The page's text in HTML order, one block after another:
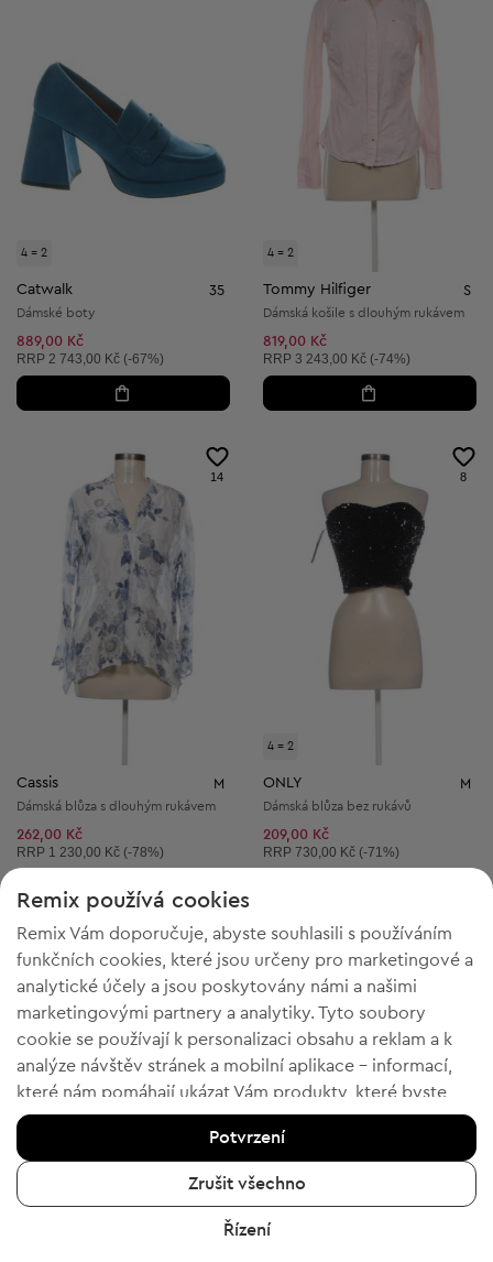
4 = 2
Catwalk 35
Dámské boty
889,00 Kč
Doporučená cena:
RRP 2 743,00 Kč (-67%)
4 = 2
Tommy Hilfiger S
Dámská košile s dlouhým rukávem
819,00 Kč
Doporučená cena:
RRP 3 243,00 Kč (-74%)
14
Cassis M
Dámská blůza s dlouhým rukávem
262,00 Kč
Doporučená cena:
RRP 1 230,00 Kč (-78%)
4 = 2
8
ONLY M
Dámská blůza bez rukávů
209,00 Kč
Doporučená cena:
RRP 730,00 Kč (-71%)
5
4 = 2
10
Remix používá cookies
Remix Vám doporučuje, abyste souhlasili s používáním
funkčních cookies, které jsou určeny pro marketingové a
analytické účely a jsou poskytovány námi a našimi
marketingovými partnery a analytiky. Tyto soubory
cookie se používají k personalizaci obsahu a reklam a k
analýze návštěv stránek a mobilní aplikace - informací,
které nám pomáhají ukázat Vám produkty, které byste
chtěli. Pokud souhlasíte, potvrďte prosím kliknutím na
tlačítko „Ano, souhlasím“.
Chcete-li získat více informací, klikněte na „Chci více
informací“ nebo navštivte „Zásady ochrany osobních
údajů a cookies“. Nastavení souborů cookie můžete
Potvrzení
Zrušit všechno
Řízení